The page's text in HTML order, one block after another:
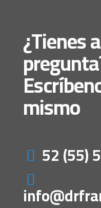
¿Tienes
mismo
52 (55)